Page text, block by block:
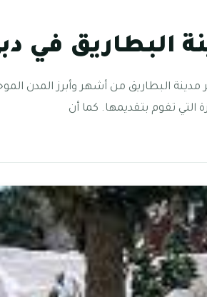
البطاريق في
البطاريق من أشهر وأبرز المدن
التي تقوم بتقديمها. كما أن